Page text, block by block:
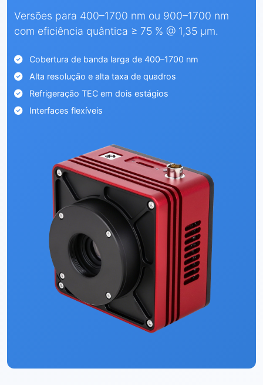
Versões para 400–1700 nm ou 900–1700 nm
com eficiência quântica ≥ 75 % @ 1,35 µm.
Cobertura de banda larga de 400–1700 nm
Alta resolução e alta taxa de quadros
Refrigeração TEC em dois estágios
Interfaces flexíveis